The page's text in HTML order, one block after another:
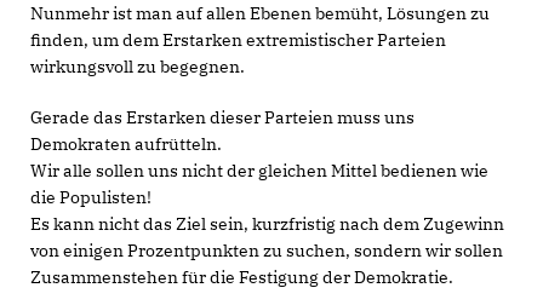
Nunmehr ist man auf allen Ebenen bemüht, Lösungen zu
finden, um dem Erstarken extremistischer Parteien
wirkungsvoll zu begegnen.
Gerade das Erstarken dieser Parteien muss uns
Demokraten aufrütteln.
Wir alle sollen uns nicht der gleichen Mittel bedienen wie
die Populisten!
Es kann nicht das Ziel sein, kurzfristig nach dem Zugewinn
von einigen Prozentpunkten zu suchen, sondern wir sollen
Zusammenstehen für die Festigung der Demokratie.